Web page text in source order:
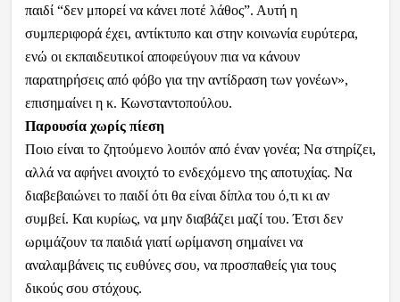
παιδί “δεν μπορεί να κάνει ποτέ λάθος”. Αυτή η
συμπεριφορά έχει, αντίκτυπο και στην κοινωνία ευρύτερα,
ενώ οι εκπαιδευτικοί αποφεύγουν πια να κάνουν
παρατηρήσεις από φόβο για την αντίδραση των γονέων»,
επισημαίνει η κ. Κωνσταντοπούλου.
Παρουσία χωρίς πίεση
Ποιο είναι το ζητούμενο λοιπόν από έναν γονέα; Να στηρίζει,
αλλά να αφήνει ανοιχτό το ενδεχόμενο της αποτυχίας. Να
διαβεβαιώνει το παιδί ότι θα είναι δίπλα του ό,τι κι αν
συμβεί. Και κυρίως, να μην διαβάζει μαζί του. Έτσι δεν
ωριμάζουν τα παιδιά γιατί ωρίμανση σημαίνει να
αναλαμβάνεις τις ευθύνες σου, να προσπαθείς για τους
δικούς σου στόχους.